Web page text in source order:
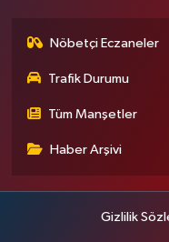
Nöbetçi Eczaneler
Trafik Durumu
Tüm Manşetler
Haber Arşivi
Gizlilik